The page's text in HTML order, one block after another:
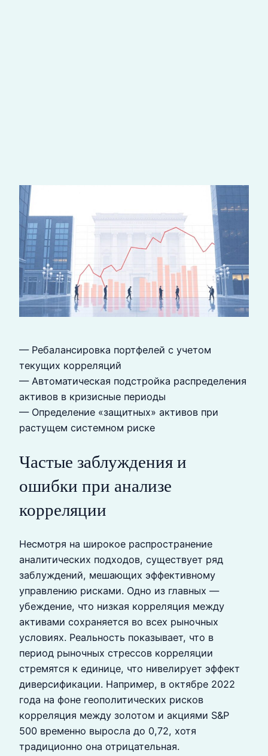
— Ребалансировка портфелей с учетом
текущих корреляций
— Автоматическая подстройка распределения
активов в кризисные периоды
— Определение «защитных» активов при
растущем системном риске
Частые заблуждения и
ошибки при анализе
корреляции
Несмотря на широкое распространение
аналитических подходов, существует ряд
заблуждений, мешающих эффективному
управлению рисками. Одно из главных —
убеждение, что низкая корреляция между
активами сохраняется во всех рыночных
условиях. Реальность показывает, что в
период рыночных стрессов корреляции
стремятся к единице, что нивелирует эффект
диверсификации. Например, в октябре 2022
года на фоне геополитических рисков
корреляция между золотом и акциями S&P
500 временно выросла до 0,72, хотя
традиционно она отрицательная.